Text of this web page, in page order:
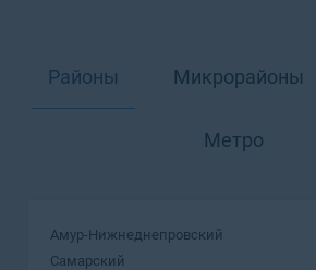
Районы Микрорайоны
Метро
Амур-Нижнеднепровский
Самарский